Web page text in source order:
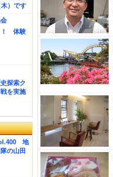
）です
！ 体験
探索ク
を実施
地
の山田